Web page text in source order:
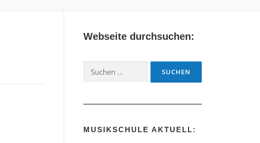
Webseite durchsuchen:
nach:
MUSIKSCHULE AKTUELL: